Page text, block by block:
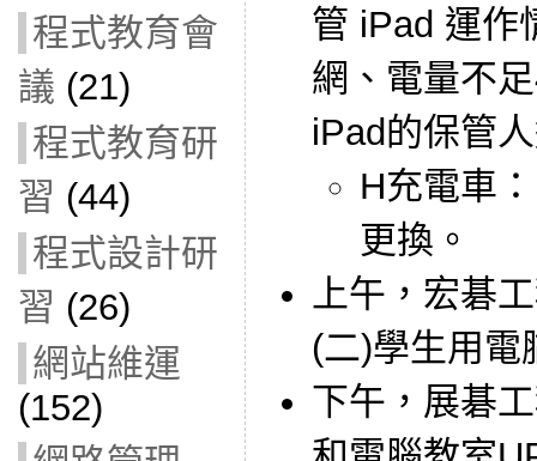
程式教育會
議 (21)
程式教育研
習 (44)
程式設計研
習 (26)
網站維運
(152)
管 iPad 運作
網、電量不
iPad的保管
H充電車
更換。
上午，宏碁
(二)學生用電
下午，展碁